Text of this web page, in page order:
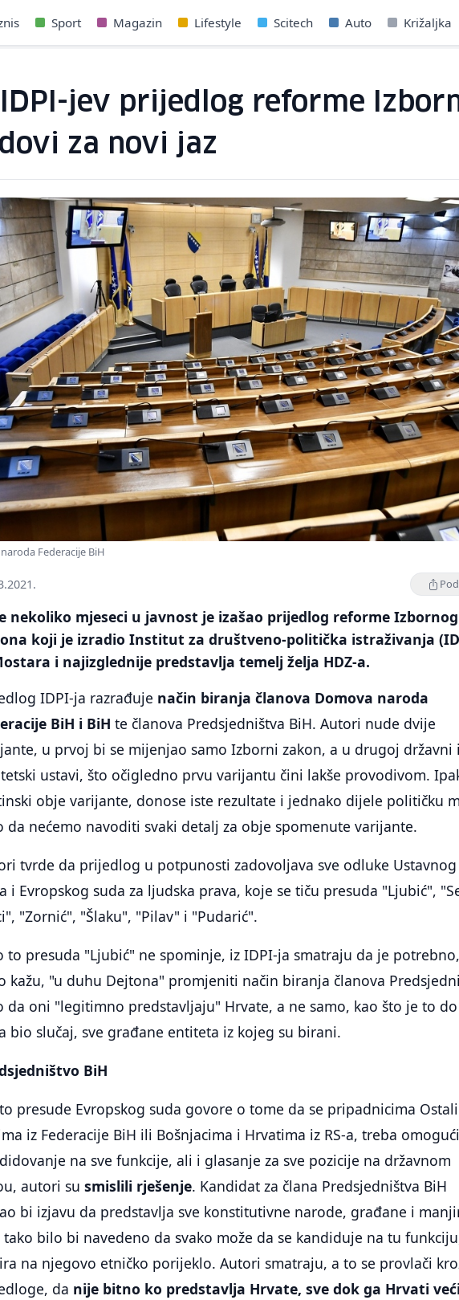
Sport Magazin Lifestyle Scitech Auto Križaljka
jev prijedlog reforme
za novi jaz
Federacije BiH
nekoliko mjeseci u javnost je izašao prijedlog reforme Izbornog
koji je izradio Institut za društveno-politička istraživanja
i najizglednije predstavlja temelj želja HDZ-a.
IDPI-ja razrađuje način biranja članova Domova naroda
BiH i BiH te članova Predsjedništva BiH. Autori nude dvije
u prvoj bi se mijenjao samo Izborni zakon, a u drugoj državni i
ustavi, što očigledno prvu varijantu čini lakše provodivom.
obje varijante, donose iste rezultate i jednako dijele političku
da nećemo navoditi svaki detalj za obje spomenute varijante.
tvrde da prijedlog u potpunosti zadovoljava sve odluke Ustavnog
i Evropskog suda za ljudska prava, koje se tiču presuda "Ljubić",
"Zornić", "Šlaku", "Pilav" i "Pudarić".
to presuda "Ljubić" ne spominje, iz IDPI-ja smatraju da je potrebno,
kažu, "u duhu Dejtona" promjeniti način biranja članova
da oni "legitimno predstavljaju" Hrvate, a ne samo, kao što je to do
bio slučaj, sve građane entiteta iz kojeg su birani.
BiH
presude Evropskog suda govore o tome da se pripadnicima
iz Federacije BiH ili Bošnjacima i Hrvatima iz RS-a, treba
na sve funkcije, ali i glasanje za sve pozicije na državnom
autori susmislili rješenje. Kandidat za člana Predsjedništva BiH
bi izjavu da predstavlja sve konstitutivne narode, građane i
tako bilo bi navedeno da svako može da se kandiduje na tu
na njegovo etničko porijeklo. Autori smatraju, a to se provlači
da nije bitno ko predstavlja Hrvate, sve dok ga Hrvati